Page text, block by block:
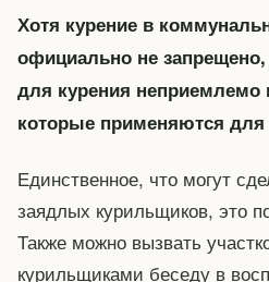
Хотя курение в
официально не
для курения неприемлемо
которые применяются
Единственное, что могут
заядлых курильщиков, это
Также можно вызвать
курильщиками беседу в